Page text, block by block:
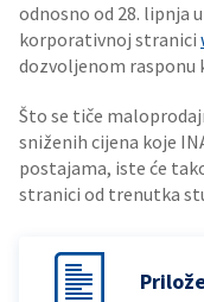
odnosno od 28. lipnja
korporativnoj stranici
dozvoljenom rasponu
Što se tiče
sniženih cijena koje
postajama, iste će
stranici od trenutka